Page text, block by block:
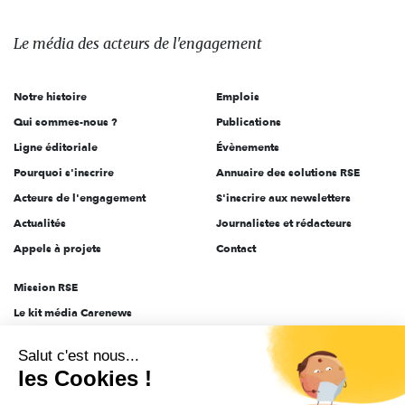
des
l'engagement
Le média des acteurs de l'engagement
Notre histoire
Qui sommes-nous ?
Ligne éditoriale
Pourquoi s'inscrire
Acteurs de l'engagement
Actualités
Appels à projets
Emplois
Publications
Évènements
Annuaire des solutions RSE
S'inscrire aux newsletters
Journalistes et rédacteurs
Contact
Mission RSE
Le kit média Carenews
AEF info
Novethic
Salut c'est nous...
les Cookies !